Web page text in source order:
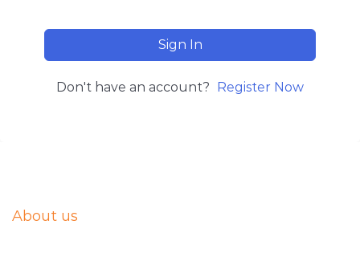
Sign In
Don't have an account? Register Now
About us